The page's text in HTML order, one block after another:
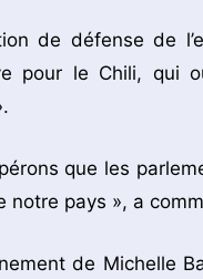
de défense de
pour le Chili, qui
que les
notre pays », a
de Michelle